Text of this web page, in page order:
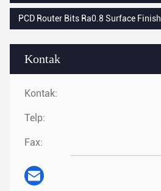
Kontak
Kontak:
Telp:
Fax:
PCD Router Bits Ra0.8 Surface Finish